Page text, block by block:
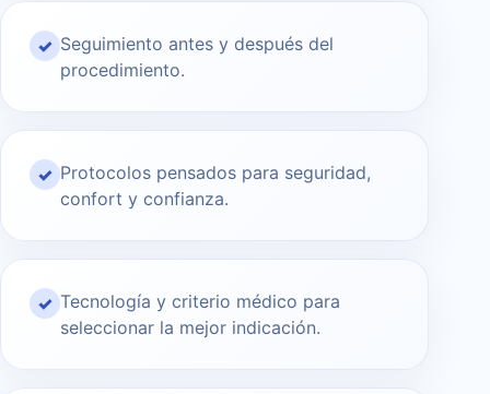
✓ Seguimiento antes y después del
procedimiento.
✓ Protocolos pensados para seguridad,
confort y confianza.
✓ Tecnología y criterio médico para
seleccionar la mejor indicación.